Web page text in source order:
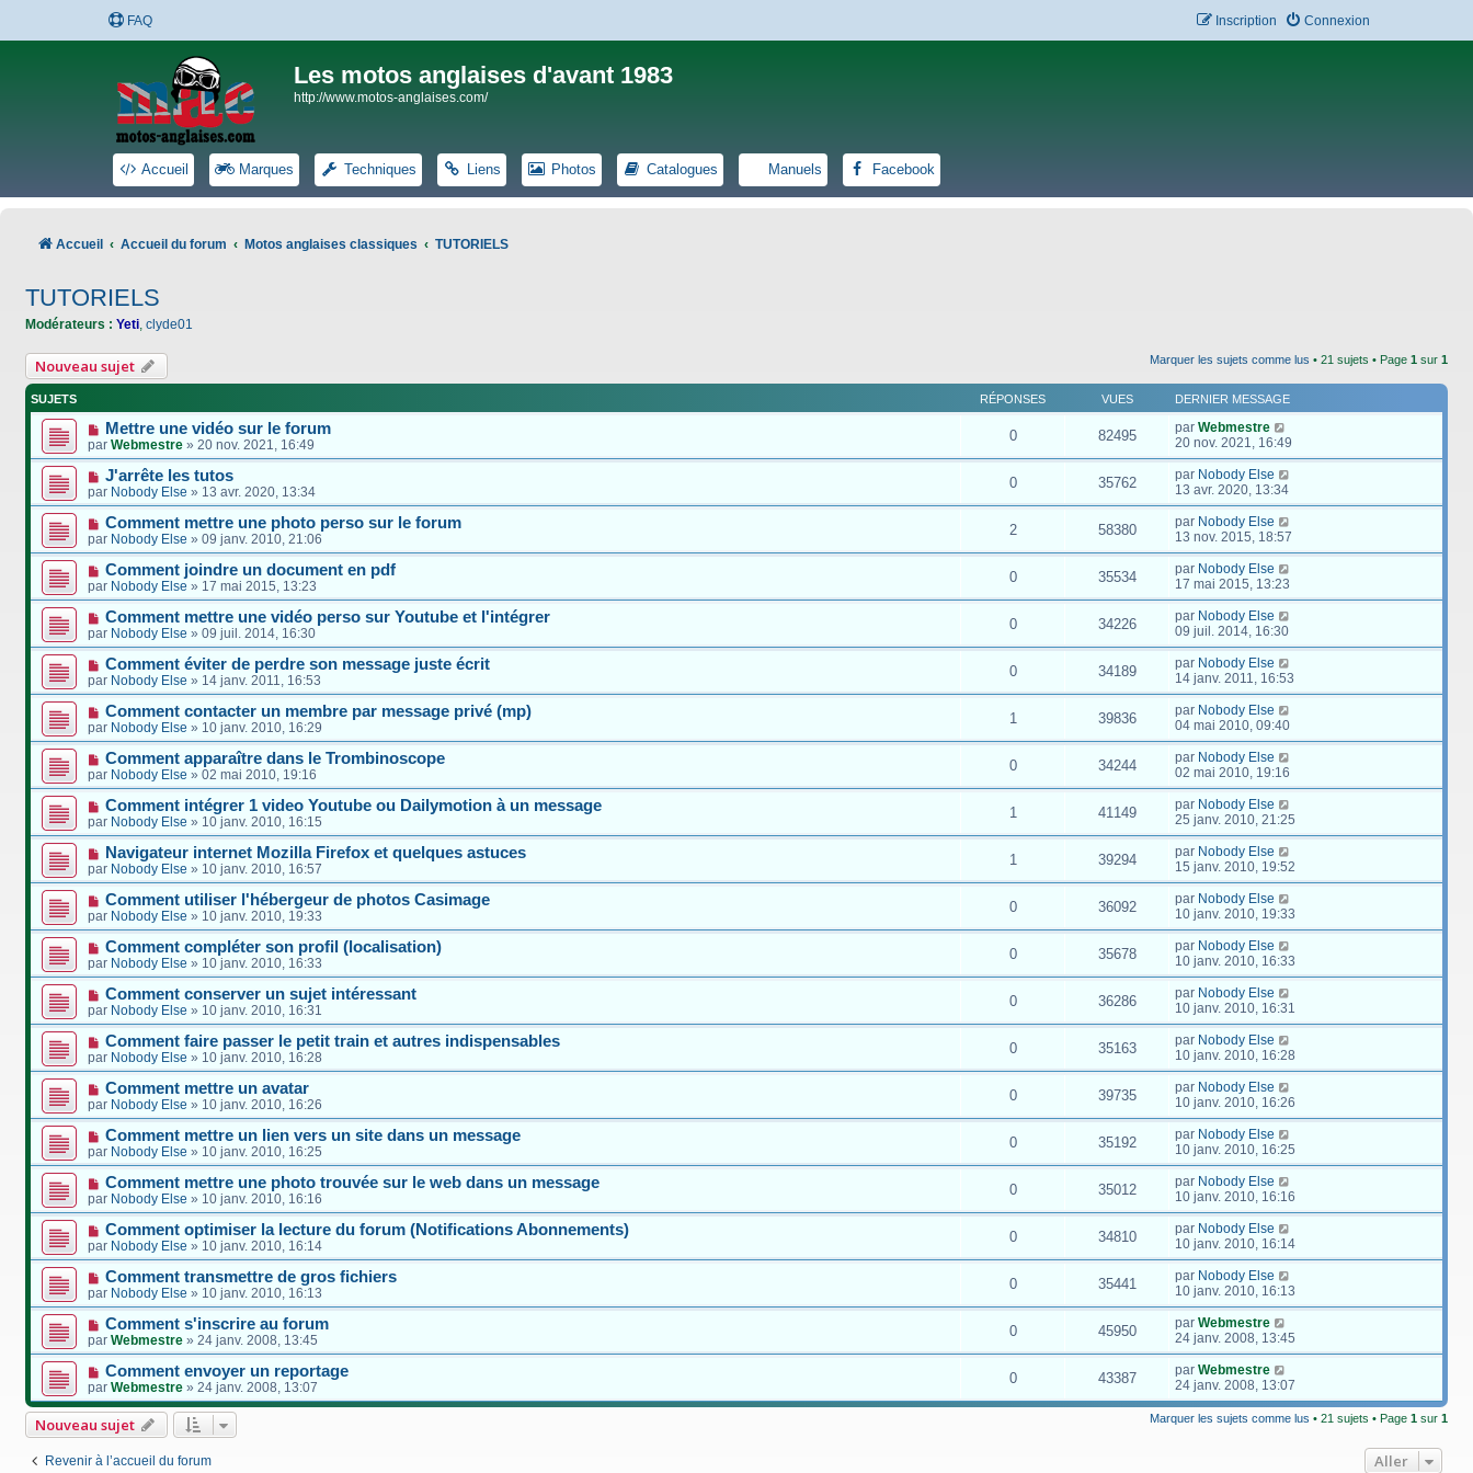
FAQ Connexion
Inscription
Les motos anglaises d'avant 1983
http://www.motos-anglaises.com/
Accueil Marques Techniques Liens Photos Catalogues Manuels Facebook
Accueil Accueil du forum Motos anglaises classiques TUTORIELS
TUTORIELS
Modérateurs : Yeti, clyde01
Nouveau sujet Marquer les sujets comme lus • 21 sujets • Page 1 sur 1
SUJETS RÉPONSES VUES DERNIER MESSAGE
Mettre une vidéo sur le forum
par Webmestre » 20 nov. 2021, 16:49
0 82495 par Webmestre
20 nov. 2021, 16:49
J'arrête les tutos
par Nobody Else » 13 avr. 2020, 13:34
0 35762 par Nobody Else
13 avr. 2020, 13:34
Comment mettre une photo perso sur le forum
par Nobody Else » 09 janv. 2010, 21:06
2 58380 par Nobody Else
13 nov. 2015, 18:57
Comment joindre un document en pdf
par Nobody Else » 17 mai 2015, 13:23
0 35534 par Nobody Else
17 mai 2015, 13:23
Comment mettre une vidéo perso sur Youtube et l'intégrer
par Nobody Else » 09 juil. 2014, 16:30
0 34226 par Nobody Else
09 juil. 2014, 16:30
Comment éviter de perdre son message juste écrit
par Nobody Else » 14 janv. 2011, 16:53
0 34189 par Nobody Else
14 janv. 2011, 16:53
Comment contacter un membre par message privé (mp)
par Nobody Else » 10 janv. 2010, 16:29
1 39836 par Nobody Else
04 mai 2010, 09:40
Comment apparaître dans le Trombinoscope
par Nobody Else » 02 mai 2010, 19:16
0 34244 par Nobody Else
02 mai 2010, 19:16
Comment intégrer 1 video Youtube ou Dailymotion à un message
par Nobody Else » 10 janv. 2010, 16:15
1 41149 par Nobody Else
25 janv. 2010, 21:25
Navigateur internet Mozilla Firefox et quelques astuces
par Nobody Else » 10 janv. 2010, 16:57
1 39294 par Nobody Else
15 janv. 2010, 19:52
Comment utiliser l'hébergeur de photos Casimage
par Nobody Else » 10 janv. 2010, 19:33
0 36092 par Nobody Else
10 janv. 2010, 19:33
Comment compléter son profil (localisation)
par Nobody Else » 10 janv. 2010, 16:33
0 35678 par Nobody Else
10 janv. 2010, 16:33
Comment conserver un sujet intéressant
par Nobody Else » 10 janv. 2010, 16:31
0 36286 par Nobody Else
10 janv. 2010, 16:31
Comment faire passer le petit train et autres indispensables
par Nobody Else » 10 janv. 2010, 16:28
0 35163 par Nobody Else
10 janv. 2010, 16:28
Comment mettre un avatar
par Nobody Else » 10 janv. 2010, 16:26
0 39735 par Nobody Else
10 janv. 2010, 16:26
Comment mettre un lien vers un site dans un message
par Nobody Else » 10 janv. 2010, 16:25
0 35192 par Nobody Else
10 janv. 2010, 16:25
Comment mettre une photo trouvée sur le web dans un message
par Nobody Else » 10 janv. 2010, 16:16
0 35012 par Nobody Else
10 janv. 2010, 16:16
Comment optimiser la lecture du forum (Notifications Abonnements)
par Nobody Else » 10 janv. 2010, 16:14
0 34810 par Nobody Else
10 janv. 2010, 16:14
Comment transmettre de gros fichiers
par Nobody Else » 10 janv. 2010, 16:13
0 35441 par Nobody Else
10 janv. 2010, 16:13
Comment s'inscrire au forum
par Webmestre » 24 janv. 2008, 13:45
0 45950 par Webmestre
24 janv. 2008, 13:45
Comment envoyer un reportage
par Webmestre » 24 janv. 2008, 13:07
0 43387 par Webmestre
24 janv. 2008, 13:07
Nouveau sujet Marquer les sujets comme lus • 21 sujets • Page 1 sur 1
Revenir à l’accueil du forum Aller